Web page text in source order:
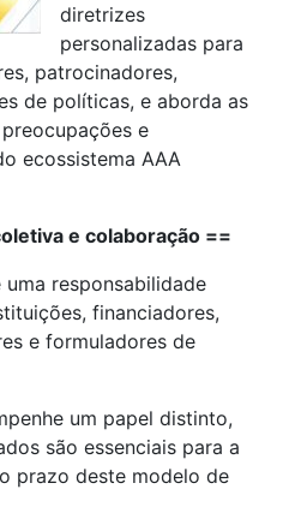
diretrizes
personalizadas para
patrocinadores,
de políticas, e aborda as
e
ecossistema AAA
e colaboração ==
responsabilidade
financiadores,
e formuladores de
um papel distinto,
são essenciais para a
prazo deste modelo de